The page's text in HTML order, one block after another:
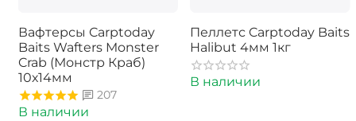
Вафтерсы Carptoday
Baits Wafters Monster
Crab (Монстр Краб)
10х14мм
207
В наличии
Пеллетс Carptoday Baits
Halibut 4мм 1кг
В наличии